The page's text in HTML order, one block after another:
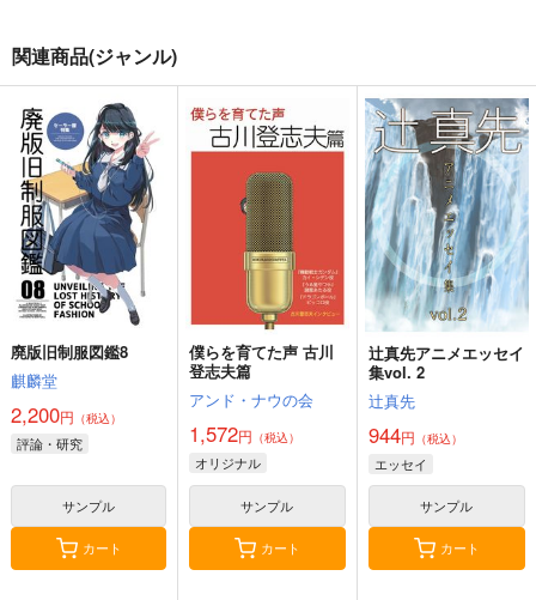
関連商品(ジャンル)
廃版旧制服図鑑8
麒麟堂
2,200円 （税込）
評論・研究
サンプル
カート
僕らを育てた声 古川
登志夫篇
アンド・ナウの会
1,572円 （税込）
オリジナル
サンプル
カート
辻真先アニメエッセイ
集vol. 2
辻真先
944円 （税込）
エッセイ
サンプル
カート